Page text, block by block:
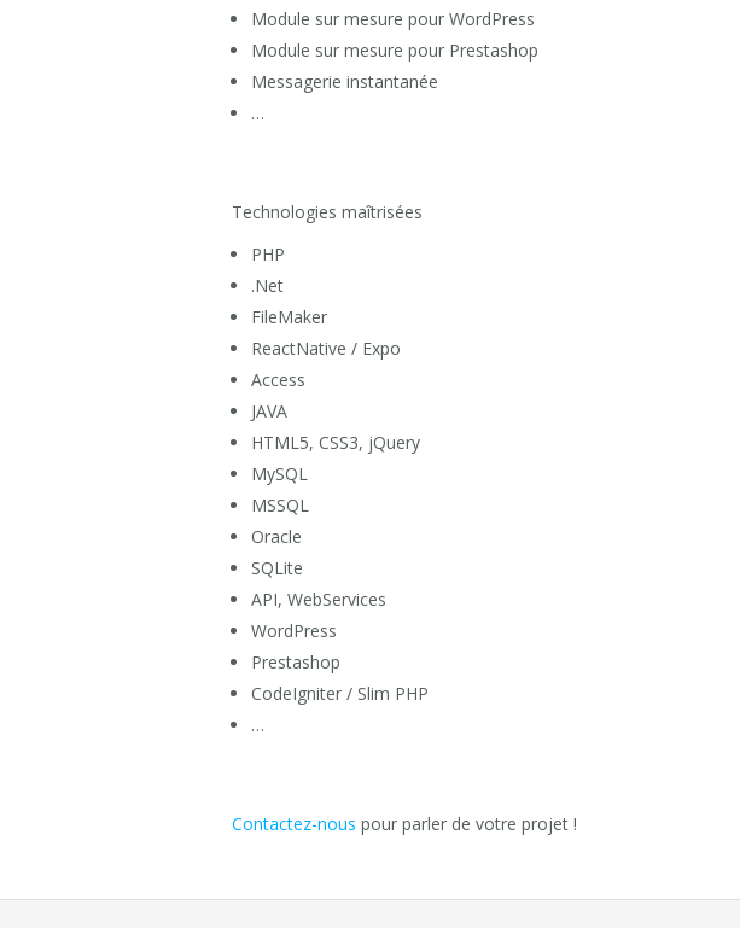
Module sur mesure pour WordPress
Module sur mesure pour Prestashop
Messagerie instantanée
…
Technologies maîtrisées
PHP
.Net
FileMaker
ReactNative / Expo
Access
JAVA
HTML5, CSS3, jQuery
MySQL
MSSQL
Oracle
SQLite
API, WebServices
WordPress
Prestashop
CodeIgniter / Slim PHP
…
Contactez-nous pour parler de votre projet !